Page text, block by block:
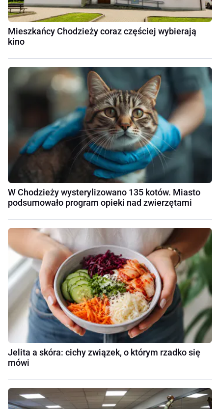
Mieszkańcy Chodzieży coraz częściej wybierają
kino
W Chodzieży wysterylizowano 135 kotów. Miasto
podsumowało program opieki nad zwierzętami
Jelita a skóra: cichy związek, o którym rzadko się
mówi